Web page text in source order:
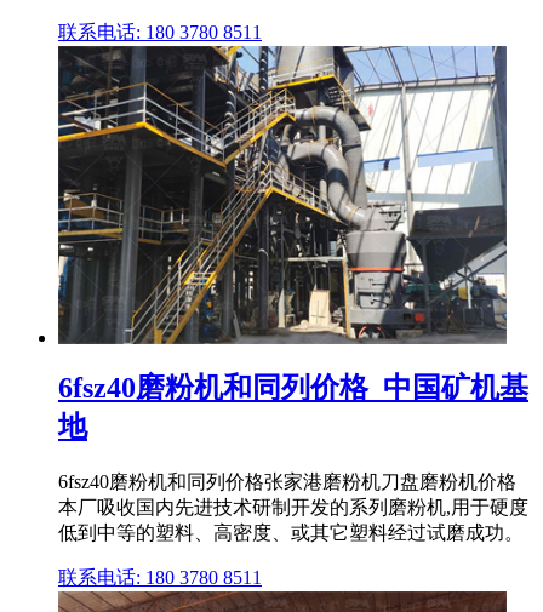
联系电话: 180 3780 8511
6fsz40磨粉机和同列价格_中国矿机基
地
6fsz40磨粉机和同列价格张家港磨粉机刀盘磨粉机价格
本厂吸收国内先进技术研制开发的系列磨粉机,用于硬度
低到中等的塑料、高密度、或其它塑料经过试磨成功。
联系电话: 180 3780 8511